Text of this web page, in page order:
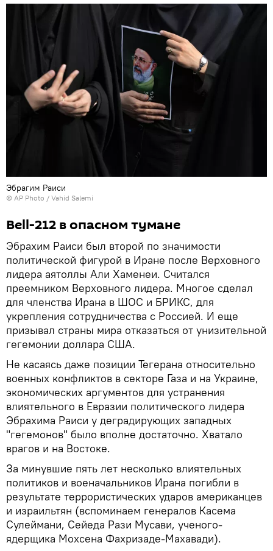
Эбрагим Раиси
© AP Photo / Vahid Salemi
Bell-212 в опасном тумане
Эбрахим Раиси был второй по значимости
политической фигурой в Иране после Верховного
лидера аятоллы Али Хаменеи. Считался
преемником Верховного лидера. Многое сделал
для членства Ирана в ШОС и БРИКС, для
укрепления сотрудничества с Россией. И еще
призывал страны мира отказаться от унизительной
гегемонии доллара США.
Не касаясь даже позиции Тегерана относительно
военных конфликтов в секторе Газа и на Украине,
экономических аргументов для устранения
влиятельного в Евразии политического лидера
Эбрахима Раиси у деградирующих западных
"гегемонов" было вполне достаточно. Хватало
врагов и на Востоке.
За минувшие пять лет несколько влиятельных
политиков и военачальников Ирана погибли в
результате террористических ударов американцев
и израильтян (вспоминаем генералов Касема
Сулеймани, Сейеда Рази Мусави, ученого-
ядерщика Мохсена Фахризаде-Махавади).